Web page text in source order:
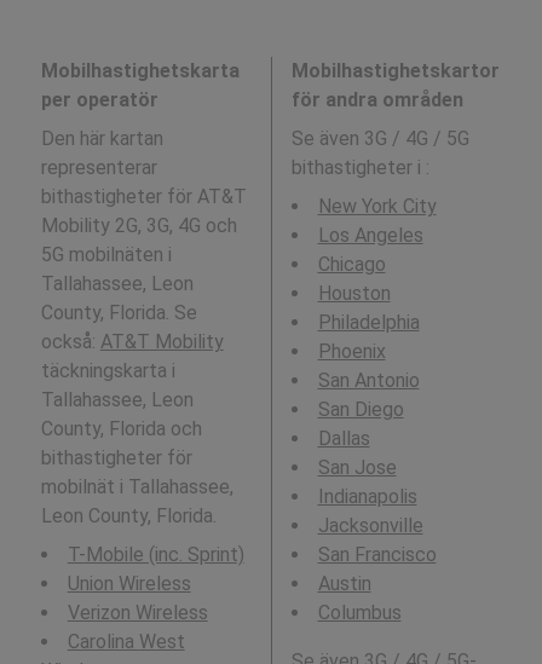
Mobilhastighetskarta
per operatör
Den här kartan
representerar
bithastigheter för AT&T
Mobility 2G, 3G, 4G och
5G mobilnäten i
Tallahassee, Leon
County, Florida. Se
också: AT&T Mobility
täckningskarta i
Tallahassee, Leon
County, Florida och
bithastigheter för
mobilnät i Tallahassee,
Leon County, Florida.
T-Mobile (inc. Sprint)
Union Wireless
Verizon Wireless
Carolina West
Mobilhastighetskartor
för andra områden
Se även 3G / 4G / 5G
bithastigheter i :
New York City
Los Angeles
Chicago
Houston
Philadelphia
Phoenix
San Antonio
San Diego
Dallas
San Jose
Indianapolis
Jacksonville
San Francisco
Austin
Columbus